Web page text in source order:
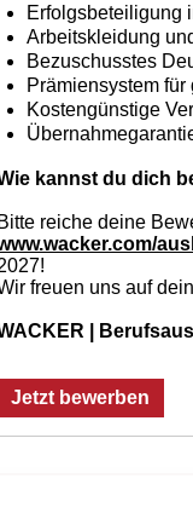
Erfolgsbeteiligung
Arbeitskleidung
Bezuschusstes
Prämiensystem für
Kostengünstige
kannst du dich
Bitte reiche deine
freuen uns auf
|
Jetzt bewerben